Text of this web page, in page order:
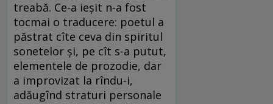
treabă. Ce-a ieşit n-a fost
tocmai o traducere: poetul a
păstrat cîte ceva din spiritul
sonetelor şi, pe cît s-a putut,
elementele de prozodie, dar
a improvizat la rîndu-i,
adăugînd straturi personale